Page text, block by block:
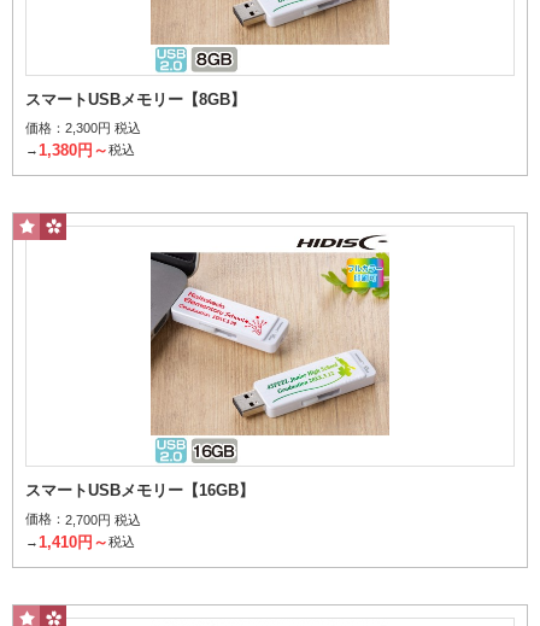
桜柄パッケージ
スマートUSBメモリー【8GB】
価格： 2,300円 税込
→1,380円～税込
スマートUSBメモリー【16GB】
価格： 2,700円 税込
→1,410円～税込